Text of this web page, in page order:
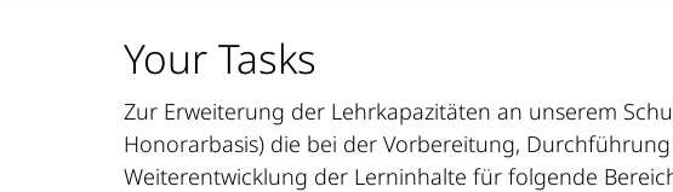
Your Tasks
Zur Erweiterung der Lehrkapazitäten an unserem
Honorarbasis) die bei der Vorbereitung,
Weiterentwicklung der Lerninhalte für folgende